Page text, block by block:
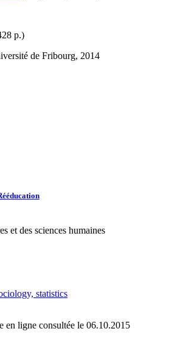
p.)
de Fribourg, 2014
et des sciences humaines
statistics
en ligne consultée le 06.10.2015